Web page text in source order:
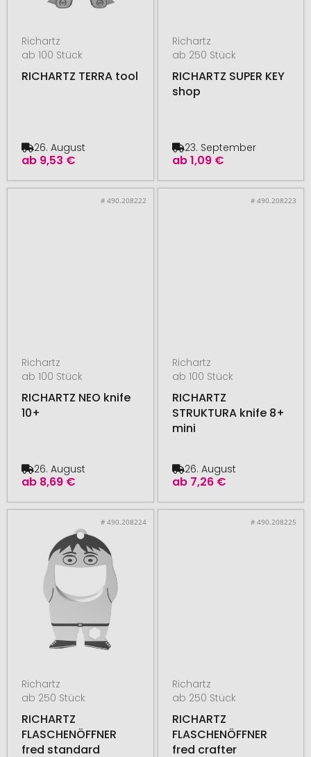
Richartz
ab 100 Stück
RICHARTZ TERRA tool
ab 9,53 €
26. August
Richartz
ab 250 Stück
RICHARTZ SUPER KEY
shop
ab1,09 €
23. September
# 490.208222
Richartz
ab 100 Stück
RICHARTZ NEO knife
10+
ab 8,69 €
26. August
# 490.208223
Richartz
ab 100 Stück
RICHARTZ
STRUKTURA knife 8+
mini
ab 7,26 €
26. August
# 490.208224
Richartz
ab 250 Stück
RICHARTZ
FLASCHENÖFFNER
fred standard
# 490.208225
Richartz
ab 250 Stück
RICHARTZ
FLASCHENÖFFNER
fred crafter